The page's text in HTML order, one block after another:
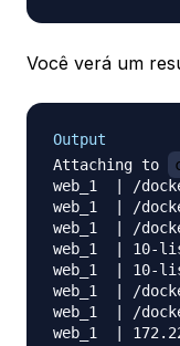
Você verá um
Output
Attaching to
web_1  | /
web_1  | /
web_1  | /
web_1  | 10-
web_1  | 10-
web_1  | /
web_1  | /